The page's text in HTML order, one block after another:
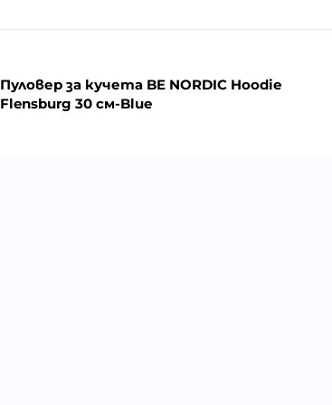
Пуловер за кучета BE NORDIC Hoodie
Flensburg 30 см-Blue